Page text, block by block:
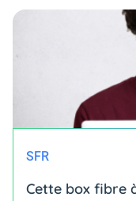
SFR
Cette box fibre